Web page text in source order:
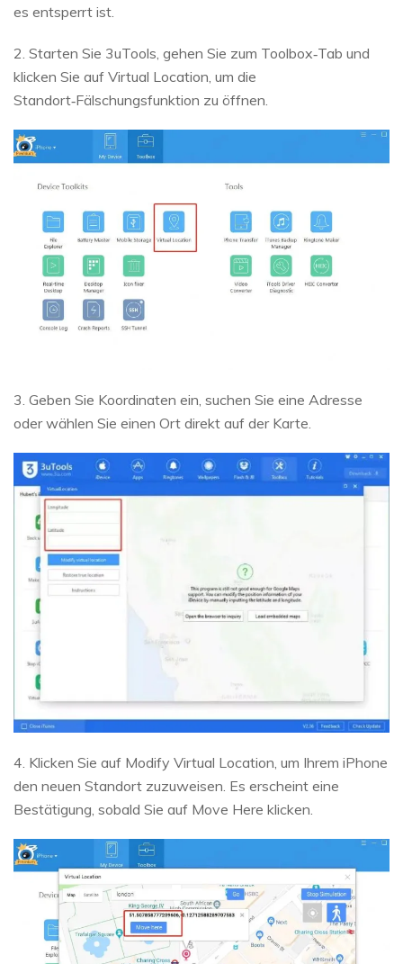
es entsperrt ist.
2. Starten Sie 3uTools, gehen Sie zum Toolbox‑Tab und
klicken Sie auf Virtual Location, um die
Standort‑Fälschungsfunktion zu öffnen.
3. Geben Sie Koordinaten ein, suchen Sie eine Adresse
oder wählen Sie einen Ort direkt auf der Karte.
4. Klicken Sie auf Modify Virtual Location, um Ihrem iPhone
den neuen Standort zuzuweisen. Es erscheint eine
Bestätigung, sobald Sie auf Move Here klicken.